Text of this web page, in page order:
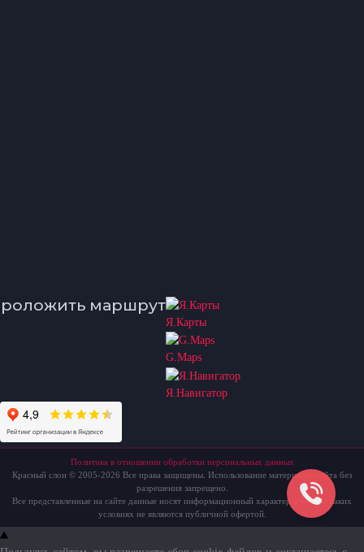
маршрут
Я.Карты
G.Maps
Я.Навигатор
Политика в отношении обработки персональных данных
Красный слон © 2005-2026 Все права защищены. Использование материалов сайта без
разрешения запрещено.
Все представленные на сайте данные носят информационный характер и ни при каких
условиях не являются публичной офертой.